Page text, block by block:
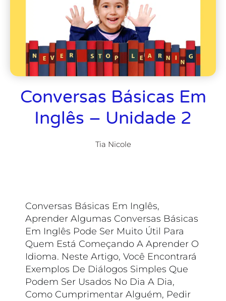
Conversas Básicas Em
Inglês – Unidade 2
Tia Nicole
Conversas Básicas Em Inglês,
Aprender Algumas Conversas Básicas
Em Inglês Pode Ser Muito Útil Para
Quem Está Começando A Aprender O
Idioma. Neste Artigo, Você Encontrará
Exemplos De Diálogos Simples Que
Podem Ser Usados No Dia A Dia,
Como Cumprimentar Alguém, Pedir